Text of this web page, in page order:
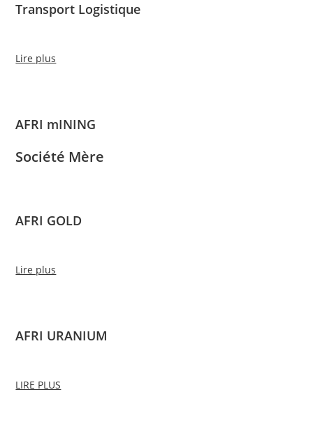
Transport Logistique
Lire plus
AFRI mINING
Société Mère
AFRI GOLD
Lire plus
AFRI URANIUM
LIRE PLUS